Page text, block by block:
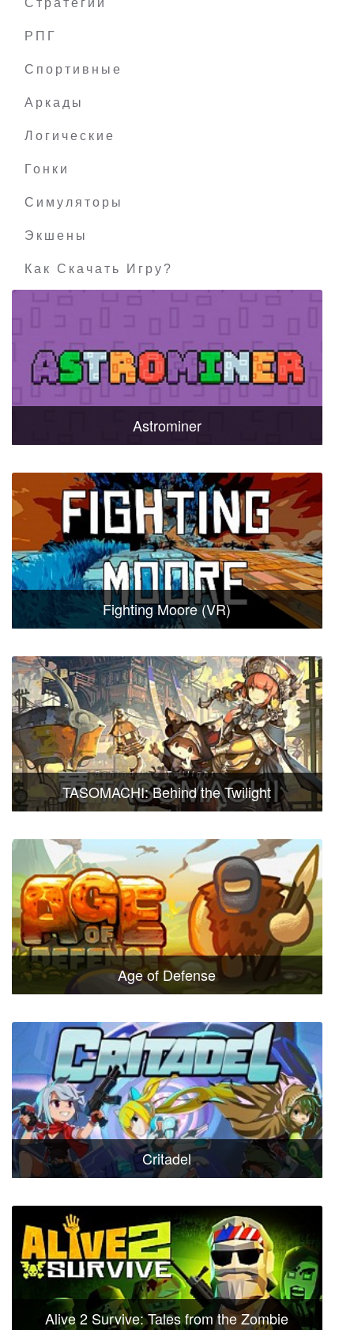
РПГ
Спортивные
Аркады
Логические
Гонки
Симуляторы
Экшены
Как Скачать Игру?
Astrominer
Fighting Moore (VR)
TASOMACHI: Behind the Twilight
Age of Defense
Critadel
Alive 2 Survive: Tales from the Zombie